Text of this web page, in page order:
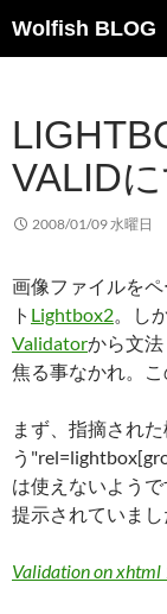
ン
ツ
へ
ス
Wolfish BLOG
索
VALID
2008/01/09 水曜日
画像ファイルを
ト Lightbox2。し
Validatorから文法
焦る事なかれ。こ
まず、指摘され
う
は使えないよう
提示されていまし
Validation on xhtml